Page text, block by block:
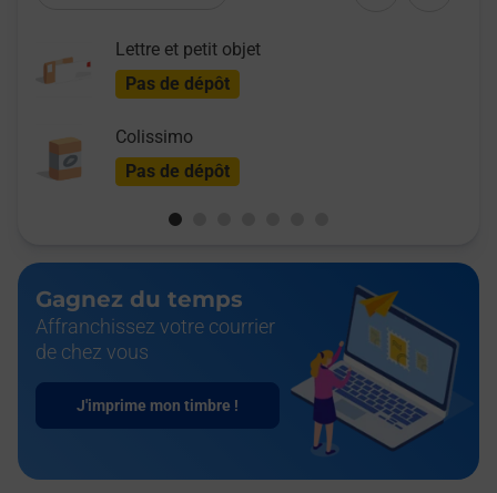
Lettre et petit objet
Pas de dépôt
Colissimo
Pas de dépôt
Gagnez du temps
Affranchissez votre courrier
de chez vous
J'imprime mon timbre !